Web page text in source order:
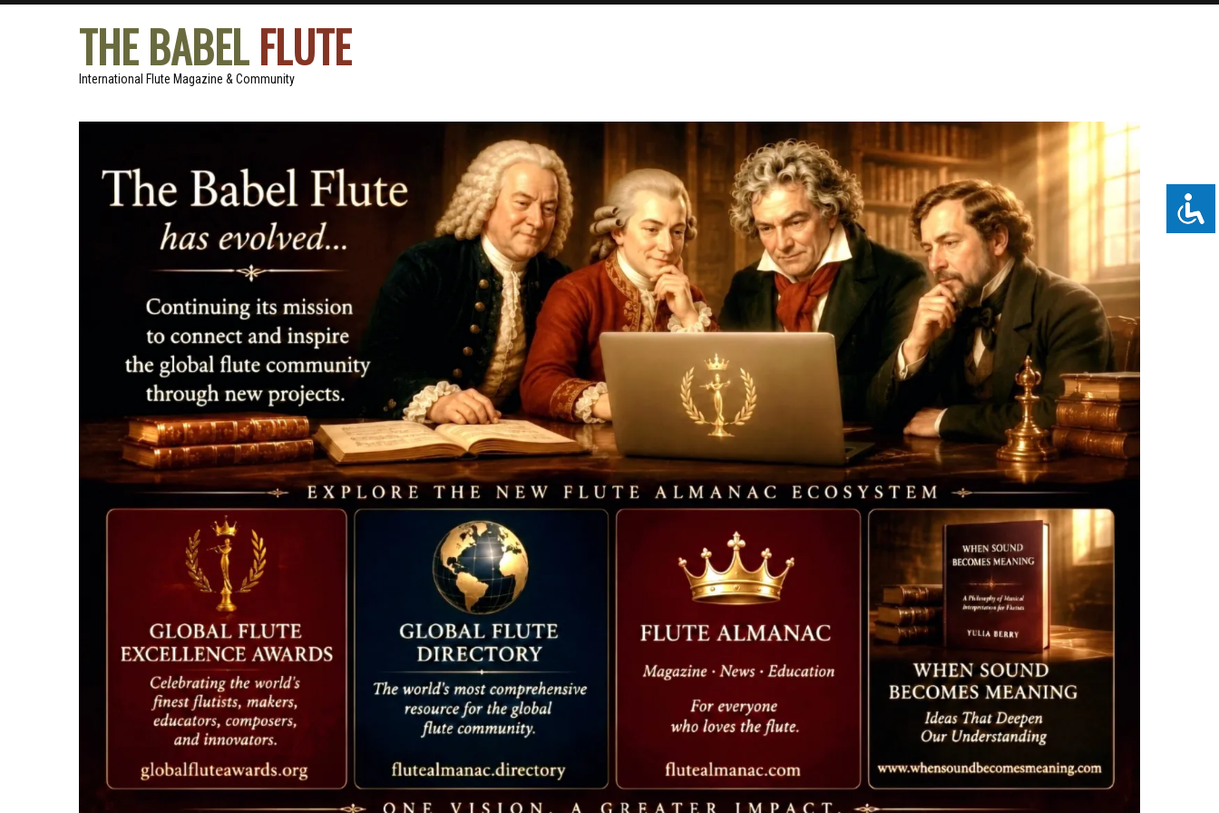
THE BABELFLUTE
International Flute Magazine & Community